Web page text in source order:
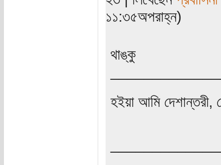
১১:৩৫অপরাহ্ন)
থাঙ্কু
হইয়া আমি দেশান্তরী,